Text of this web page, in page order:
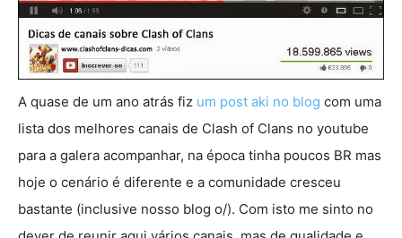
A quase de um ano atrás fiz um post aki no blog com uma
lista dos melhores canais de Clash of Clans no youtube
para a galera acompanhar, na época tinha poucos BR mas
hoje o cenário é diferente e a comunidade cresceu
bastante (inclusive nosso blog o/). Com isto me sinto no